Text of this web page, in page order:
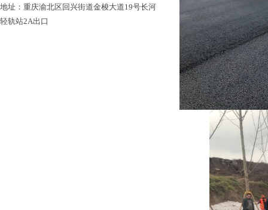
地址：重庆渝北区回兴街道金梭大道19号长河
轻轨站2A出口